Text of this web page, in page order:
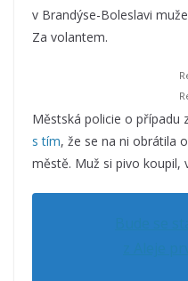
v Brandýse-Boleslavi
Za volantem.
Městská policie o případu
s tím, že se na ni obrátila
městě. Muž si pivo koupil,